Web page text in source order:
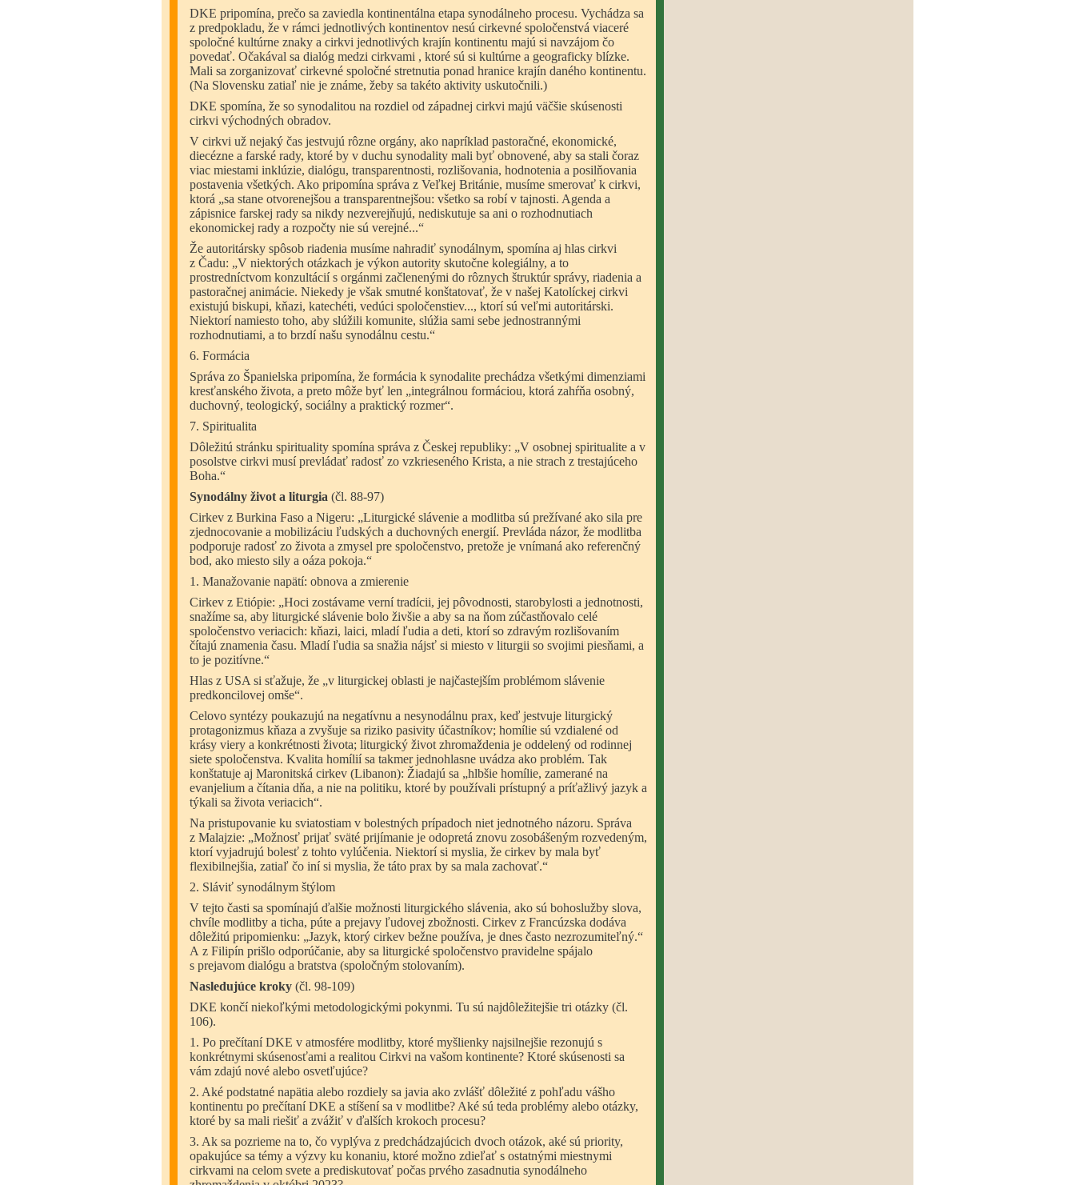
DKE pripomína, prečo sa zaviedla kontinentálna etapa synodálneho procesu. Vychádza sa
z predpokladu, že v rámci jednotlivých kontinentov nesú cirkevné spoločenstvá viaceré
spoločné kultúrne znaky a cirkvi jednotlivých krajín kontinentu majú si navzájom čo
povedať. Očakával sa dialóg medzi cirkvami , ktoré sú si kultúrne a geograficky blízke.
Mali sa zorganizovať cirkevné spoločné stretnutia ponad hranice krajín daného kontinentu.
(Na Slovensku zatiaľ nie je známe, žeby sa takéto aktivity uskutočnili.)
DKE spomína, že so synodalitou na rozdiel od západnej cirkvi majú väčšie skúsenosti
cirkvi východných obradov.
V cirkvi už nejaký čas jestvujú rôzne orgány, ako napríklad pastoračné, ekonomické,
diecézne a farské rady, ktoré by v duchu synodality mali byť obnovené, aby sa stali čoraz
viac miestami inklúzie, dialógu, transparentnosti, rozlišovania, hodnotenia a posilňovania
postavenia všetkých. Ako pripomína správa z Veľkej Británie, musíme smerovať k cirkvi,
ktorá „sa stane otvorenejšou a transparentnejšou: všetko sa robí v tajnosti. Agenda a
zápisnice farskej rady sa nikdy nezverejňujú, nediskutuje sa ani o rozhodnutiach
ekonomickej rady a rozpočty nie sú verejné...“
Že autoritársky spôsob riadenia musíme nahradiť synodálnym, spomína aj hlas cirkvi
z Čadu: „V niektorých otázkach je výkon autority skutočne kolegiálny, a to
prostredníctvom konzultácií s orgánmi začlenenými do rôznych štruktúr správy, riadenia a
pastoračnej animácie. Niekedy je však smutné konštatovať, že v našej Katolíckej cirkvi
existujú biskupi, kňazi, katechéti, vedúci spoločenstiev..., ktorí sú veľmi autoritárski.
Niektorí namiesto toho, aby slúžili komunite, slúžia sami sebe jednostrannými
rozhodnutiami, a to brzdí našu synodálnu cestu.“
6. Formácia
Správa zo Španielska pripomína, že formácia k synodalite prechádza všetkými dimenziami
kresťanského života, a preto môže byť len „integrálnou formáciou, ktorá zahŕňa osobný,
duchovný, teologický, sociálny a praktický rozmer“.
7. Spiritualita
Dôležitú stránku spirituality spomína správa z Českej republiky: „V osobnej spiritualite a v
posolstve cirkvi musí prevládať radosť zo vzkrieseného Krista, a nie strach z trestajúceho
Boha.“
Synodálny život a liturgia (čl. 88-97)
Cirkev z Burkina Faso a Nigeru: „Liturgické slávenie a modlitba sú prežívané ako sila pre
zjednocovanie a mobilizáciu ľudských a duchovných energií. Prevláda názor, že modlitba
podporuje radosť zo života a zmysel pre spoločenstvo, pretože je vnímaná ako referenčný
bod, ako miesto sily a oáza pokoja.“
1. Manažovanie napätí: obnova a zmierenie
Cirkev z Etiópie: „Hoci zostávame verní tradícii, jej pôvodnosti, starobylosti a jednotnosti,
snažíme sa, aby liturgické slávenie bolo živšie a aby sa na ňom zúčastňovalo celé
spoločenstvo veriacich: kňazi, laici, mladí ľudia a deti, ktorí so zdravým rozlišovaním
čítajú znamenia času. Mladí ľudia sa snažia nájsť si miesto v liturgii so svojimi piesňami, a
to je pozitívne.“
Hlas z USA si sťažuje, že „v liturgickej oblasti je najčastejším problémom slávenie
predkoncilovej omše“.
Celovo syntézy poukazujú na negatívnu a nesynodálnu prax, keď jestvuje liturgický
protagonizmus kňaza a zvyšuje sa riziko pasivity účastníkov; homílie sú vzdialené od
krásy viery a konkrétnosti života; liturgický život zhromaždenia je oddelený od rodinnej
siete spoločenstva. Kvalita homílií sa takmer jednohlasne uvádza ako problém. Tak
konštatuje aj Maronitská cirkev (Libanon): Žiadajú sa „hlbšie homílie, zamerané na
evanjelium a čítania dňa, a nie na politiku, ktoré by používali prístupný a príťažlivý jazyk a
týkali sa života veriacich“.
Na pristupovanie ku sviatostiam v bolestných prípadoch niet jednotného názoru. Správa
z Malajzie: „Možnosť prijať sväté prijímanie je odopretá znovu zosobášeným rozvedeným,
ktorí vyjadrujú bolesť z tohto vylúčenia. Niektorí si myslia, že cirkev by mala byť
flexibilnejšia, zatiaľ čo iní si myslia, že táto prax by sa mala zachovať.“
2. Sláviť synodálnym štýlom
V tejto časti sa spomínajú ďalšie možnosti liturgického slávenia, ako sú bohoslužby slova,
chvíle modlitby a ticha, púte a prejavy ľudovej zbožnosti. Cirkev z Francúzska dodáva
dôležitú pripomienku: „Jazyk, ktorý cirkev bežne používa, je dnes často nezrozumiteľný.“
A z Filipín prišlo odporúčanie, aby sa liturgické spoločenstvo pravidelne spájalo
s prejavom dialógu a bratstva (spoločným stolovaním).
Nasledujúce kroky (čl. 98-109)
DKE končí niekoľkými metodologickými pokynmi. Tu sú najdôležitejšie tri otázky (čl.
106).
1. Po prečítaní DKE v atmosfére modlitby, ktoré myšlienky najsilnejšie rezonujú s
konkrétnymi skúsenosťami a realitou Cirkvi na vašom kontinente? Ktoré skúsenosti sa
vám zdajú nové alebo osvetľujúce?
2. Aké podstatné napätia alebo rozdiely sa javia ako zvlášť dôležité z pohľadu vášho
kontinentu po prečítaní DKE a stíšení sa v modlitbe? Aké sú teda problémy alebo otázky,
ktoré by sa mali riešiť a zvážiť v ďalších krokoch procesu?
3. Ak sa pozrieme na to, čo vyplýva z predchádzajúcich dvoch otázok, aké sú priority,
opakujúce sa témy a výzvy ku konaniu, ktoré možno zdieľať s ostatnými miestnymi
cirkvami na celom svete a prediskutovať počas prvého zasadnutia synodálneho